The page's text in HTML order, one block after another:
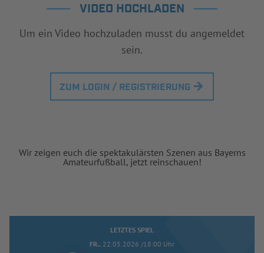
VIDEO HOCHLADEN
Um ein Video hochzuladen musst du angemeldet
sein.
ZUM LOGIN / REGISTRIERUNG
Wir zeigen euch die spektakulärsten Szenen aus Bayerns
Amateurfußball, jetzt reinschauen!
LETZTES SPIEL
FR.. 22.05.2026 /18:00 Uhr